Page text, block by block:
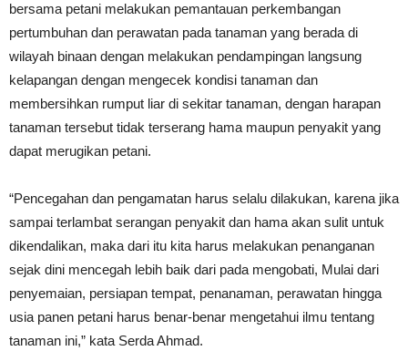
bersama petani melakukan pemantauan perkembangan
pertumbuhan dan perawatan pada tanaman yang berada di
wilayah binaan dengan melakukan pendampingan langsung
kelapangan dengan mengecek kondisi tanaman dan
membersihkan rumput liar di sekitar tanaman, dengan harapan
tanaman tersebut tidak terserang hama maupun penyakit yang
dapat merugikan petani.
“Pencegahan dan pengamatan harus selalu dilakukan, karena jika
sampai terlambat serangan penyakit dan hama akan sulit untuk
dikendalikan, maka dari itu kita harus melakukan penanganan
sejak dini mencegah lebih baik dari pada mengobati, Mulai dari
penyemaian, persiapan tempat, penanaman, perawatan hingga
usia panen petani harus benar-benar mengetahui ilmu tentang
tanaman ini,” kata Serda Ahmad.